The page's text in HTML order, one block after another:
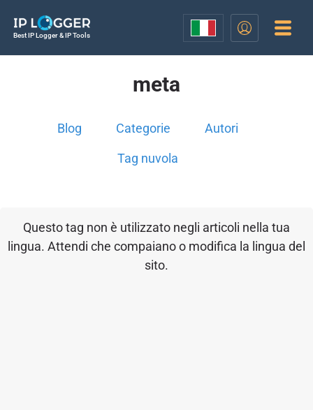
Best IP Logger & IP Tools
meta
Blog Categorie Autori
Tag nuvola